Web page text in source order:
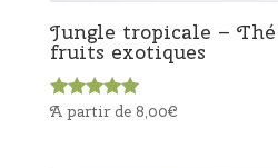
Jungle tropicale –
fruits exotiques
Note
A partir de 8,00€